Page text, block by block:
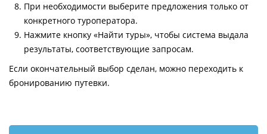
При необходимости выберите предложения только от
конкретного туроператора.
Нажмите кнопку «Найти туры», чтобы система выдала
результаты, соответствующие запросам.
Если окончательный выбор сделан, можно переходить к
бронированию путевки.